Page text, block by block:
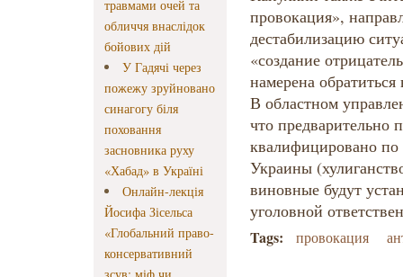
травмами очей та
обличчя внаслідок
бойових дій
У Гадячі через
пожежу зруйновано
синагогу біля
поховання
засновника руху
«Хабад» в Україні
Онлайн-лекція
Йосифа Зісельса
«Глобальний право-
консервативний
провокация»,
дестабилизацию
«создание
намерена
В областном
что предварительно
квалифицировано по
Украины
виновные будут
уголовной
Tags: провокация